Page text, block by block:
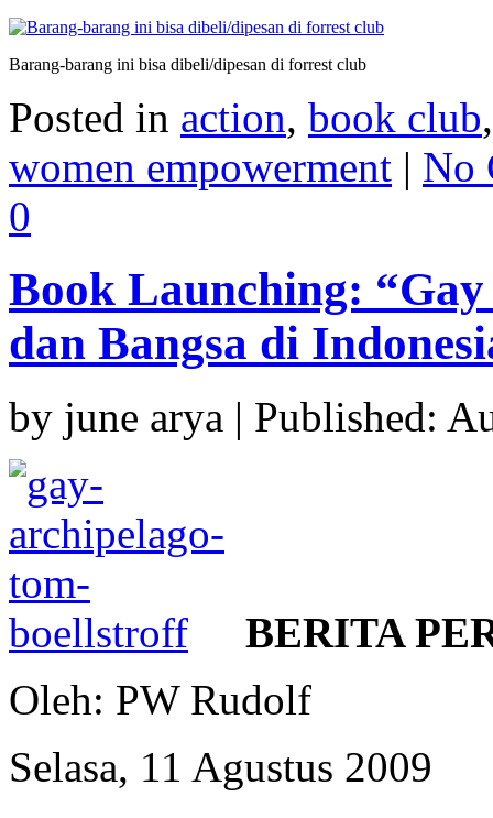
Barang-barang ini bisa dibeli/dipesan di forrest club
Posted in action, book club
women empowerment | No
0
Book Launching:
dan Bangsa di
by june arya | Published:
BERITA
Oleh: PW Rudolf
Selasa, 11 Agustus 2009